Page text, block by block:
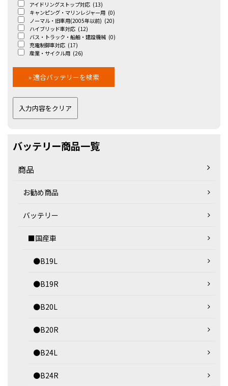
アイドリングストップ対応 (13)
キャンピング・マリンレジャー用 (0)
ノーマル・旧車用(2005年以前) (20)
ハイブリッド車対応 (12)
バス・トラック・船舶・建設機械 (0)
充電制御車対応 (17)
産業・サイクル用 (26)
バッテリー商品一覧
商品
お勧め商品
バッテリー
■国産車
●B19L
●B19R
●B20L
●B20R
●B24L
●B24R